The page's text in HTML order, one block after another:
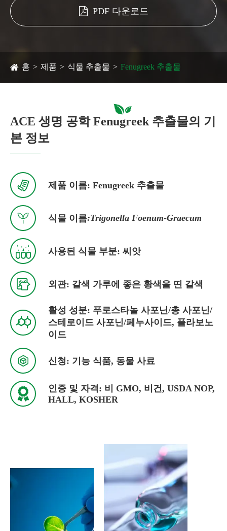
PDF 다운로드
홈 제품 식물 추출물 Fenugreek 추출물
ACE 생명 공학 Fenugreek 추출물의 기
본 정보
 제품 이름: Fenugreek 추출물
 식물 이름:Trigonella Foenum-Graecum
 사용된 식물 부분: 씨앗
 외관: 갈색 가루에 좋은 황색을 띤 갈색

활성 성분: 푸로스타놀 사포닌/총 사포닌/
스테로이드 사포닌/페누사이드, 플라보노
이드
 신청: 기능 식품, 동물 사료

인증 및 자격: 비 GMO, 비건, USDA NOP,
HALL, KOSHER